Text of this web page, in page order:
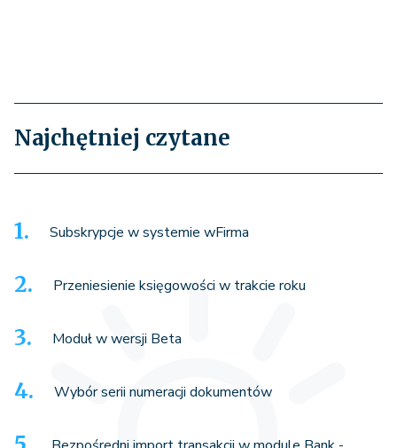
Najchętniej czytane
Subskrypcje w systemie wFirma
Przeniesienie księgowości w trakcie roku
Moduł w wersji Beta
Wybór serii numeracji dokumentów